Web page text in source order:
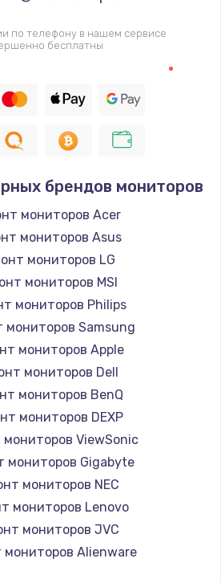
по телефону в нашем сервисе
бесплатны
брендов мониторов
мониторов Acer
мониторов Asus
мониторов LG
мониторов MSI
мониторов Philips
мониторов Samsung
мониторов Apple
мониторов Dell
мониторов BenQ
мониторов DEXP
ViewSonic
мониторов Gigabyte
мониторов NEC
мониторов Lenovo
мониторов JVC
мониторов Alienware